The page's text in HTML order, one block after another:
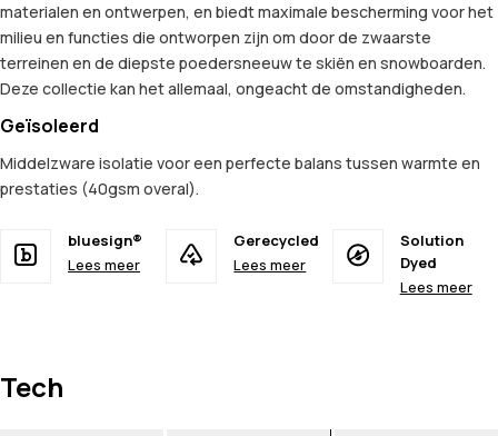
materialen en ontwerpen, en biedt maximale bescherming voor het
milieu en functies die ontworpen zijn om door de zwaarste
terreinen en de diepste poedersneeuw te skiën en snowboarden.
Deze collectie kan het allemaal, ongeacht de omstandigheden.
Geïsoleerd
Middelzware isolatie voor een perfecte balans tussen warmte en
prestaties (40gsm overal).
bluesign®
Lees meer
Gerecycled
Lees meer
Solution
Dyed
Lees meer
Tech